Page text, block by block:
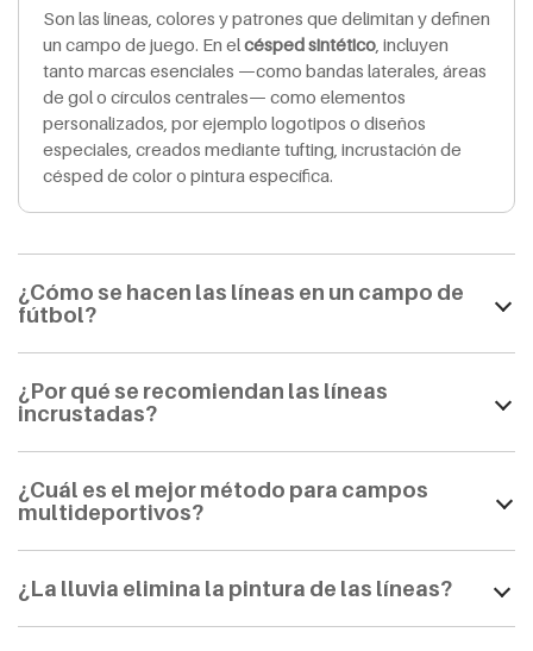
Son las líneas, colores y patrones que delimitan y definen
un campo de juego. En elcésped sintético , incluyen
tanto marcas esenciales —como bandas laterales, áreas
de gol o círculos centrales— como elementos
personalizados, por ejemplo logotipos o diseños
especiales, creados mediante tufting, incrustación de
césped de color o pintura específica.
¿Cómo se hacen las líneas en un campo de
fútbol?
¿Por qué se recomiendan las líneas
incrustadas?
¿Cuál es el mejor método para campos
multideportivos?
¿La lluvia elimina la pintura de las líneas?